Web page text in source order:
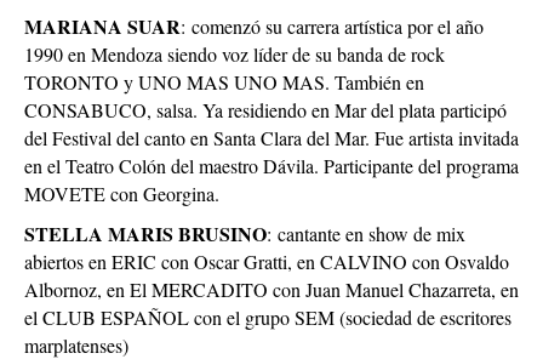
MARIANA SUAR: comenzó su carrera artística por el año
1990 en Mendoza siendo voz líder de su banda de rock
TORONTO y UNO MAS UNO MAS. También en
CONSABUCO, salsa. Ya residiendo en Mar del plata participó
del Festival del canto en Santa Clara del Mar. Fue artista invitada
en el Teatro Colón del maestro Dávila. Participante del programa
MOVETE con Georgina.
STELLA MARIS BRUSINO: cantante en show de mix
abiertos en ERIC con Oscar Gratti, en CALVINO con Osvaldo
Albornoz, en El MERCADITO con Juan Manuel Chazarreta, en
el CLUB ESPAÑOL con el grupo SEM (sociedad de escritores
marplatenses)